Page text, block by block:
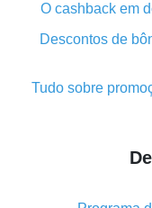
O cashback em
Descontos de
Tudo sobre
O que é
O melhor lugar